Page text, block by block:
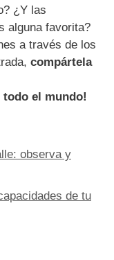
¿Y las
alguna favorita?
a través de los
compártela
el mundo!
observa y
de tu